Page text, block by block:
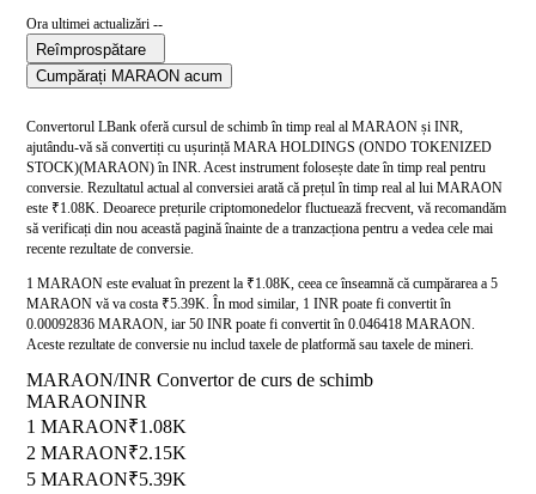
Ora ultimei actualizări --
Reîmprospătare
Cumpărați MARAON acum
Convertorul LBank oferă cursul de schimb în timp real al MARAON și INR,
ajutându-vă să convertiți cu ușurință MARA HOLDINGS (ONDO TOKENIZED
STOCK)(MARAON) în INR. Acest instrument folosește date în timp real pentru
conversie. Rezultatul actual al conversiei arată că prețul în timp real al lui MARAON
este ₹1.08K. Deoarece prețurile criptomonedelor fluctuează frecvent, vă recomandăm
să verificați din nou această pagină înainte de a tranzacționa pentru a vedea cele mai
recente rezultate de conversie.
1 MARAON este evaluat în prezent la ₹1.08K, ceea ce înseamnă că cumpărarea a 5
MARAON vă va costa ₹5.39K. În mod similar, 1 INR poate fi convertit în
0.00092836 MARAON, iar 50 INR poate fi convertit în 0.046418 MARAON.
Aceste rezultate de conversie nu includ taxele de platformă sau taxele de mineri.
MARAON/INR Convertor de curs de schimb
MARAONINR
1 MARAON₹1.08K
2 MARAON₹2.15K
5 MARAON₹5.39K